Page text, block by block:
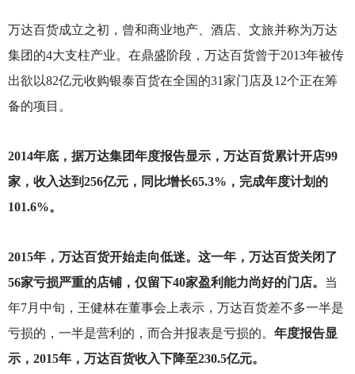
万达百货成立之初，曾和商业地产、酒店、文旅并称为万达
集团的4大支柱产业。在鼎盛阶段，万达百货曾于2013年被传
出欲以82亿元收购银泰百货在全国的31家门店及12个正在筹
备的项目。
2014年底，据万达集团年度报告显示，万达百货累计开店99
家，收入达到256亿元，同比增长65.3%，完成年度计划的
101.6%。
2015年，万达百货开始走向低迷。这一年，万达百货关闭了
56家亏损严重的店铺，仅留下40家盈利能力尚好的门店。 当
年7月中旬，王健林在董事会上表示，万达百货差不多一半是
亏损的，一半是营利的，而合并报表是亏损的。 年度报告显
示，2015年，万达百货收入下降至230.5亿元。